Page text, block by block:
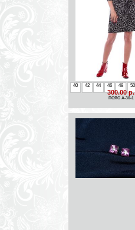
40 42 44 46 48 50
300.00 р.
ПОЯС А-30-1